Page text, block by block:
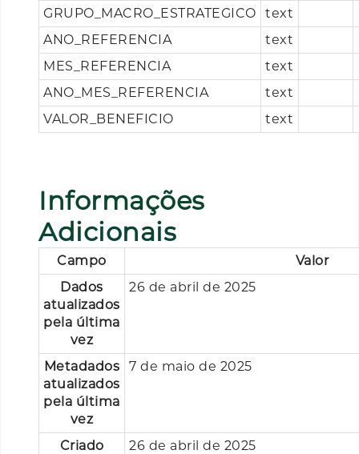
GRUPO_MACRO_ESTRATEGICO
text
ANO_REFERENCIA
text
MES_REFERENCIA
text
ANO_MES_REFERENCIA
text
VALOR_BENEFICIO
text
Informações
Adicionais
Campo
Valor
Dados
atualizados
pela última
vez
26 de abril de 2025
Metadados
atualizados
pela última
vez
7 de maio de 2025
Criado
26 de abril de 2025